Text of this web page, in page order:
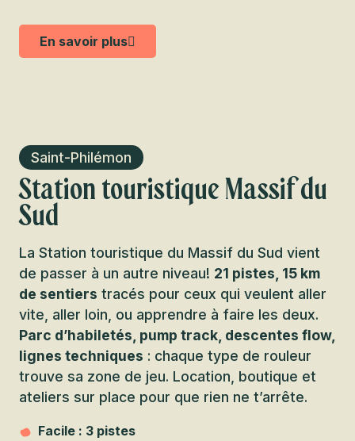
En savoir plus
Saint-Philémon
Station touristique Massif du
Sud
La Station touristique du Massif du Sud vient
de passer à un autre niveau! 21 pistes, 15 km
de sentiers tracés pour ceux qui veulent aller
vite, aller loin, ou apprendre à faire les deux.
Parc d’habiletés, pump track, descentes flow,
lignes techniques : chaque type de rouleur
trouve sa zone de jeu. Location, boutique et
ateliers sur place pour que rien ne t’arrête.
Facile : 3 pistes